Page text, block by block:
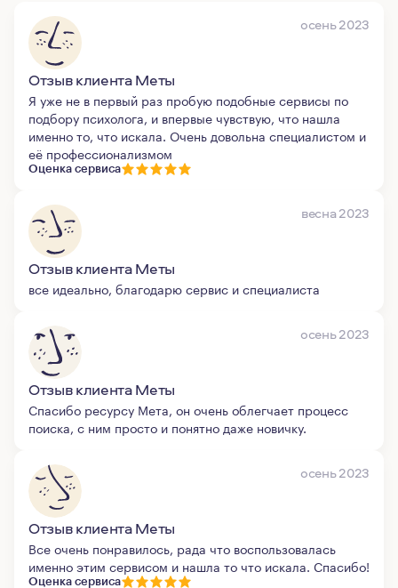
осень 2023
Отзыв клиента Меты
Я уже не в первый раз пробую подобные сервисы по
подбору психолога, и впервые чувствую, что нашла
именно то, что искала. Очень довольна специалистом и
её профессионализмом
Оценка сервиса
весна 2023
Отзыв клиента Меты
все идеально, благодарю сервис и специалиста
осень 2023
Отзыв клиента Меты
Спасибо ресурсу Мета, он очень облегчает процесс
поиска, с ним просто и понятно даже новичку.
осень 2023
Отзыв клиента Меты
Все очень понравилось, рада что воспользовалась
именно этим сервисом и нашла то что искала. Спасибо!
Оценка сервиса